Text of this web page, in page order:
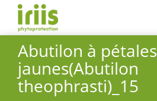
Aller
contenu
principal
Abutilon à pétales
jaunes(Abutilon
theophrasti)_15